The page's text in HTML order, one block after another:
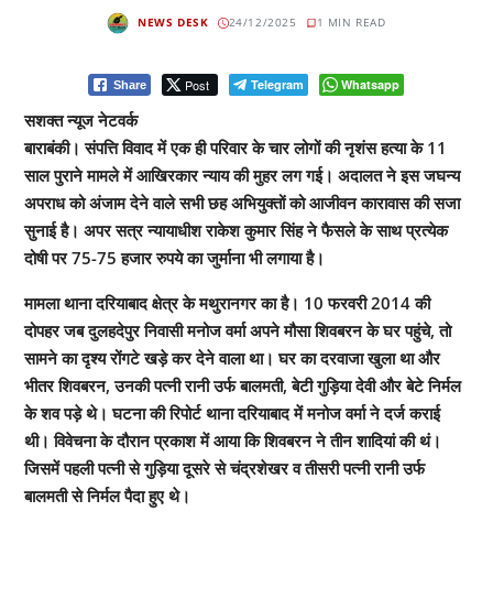
NEWS DESK 24/12/2025 1 MIN READ
Share Post Telegram Whatsapp
सशक्त न्यूज नेटवर्क
बाराबंकी। संपत्ति विवाद में एक ही परिवार के चार लोगों की नृशंस हत्या के 11
साल पुराने मामले में आखिरकार न्याय की मुहर लग गई। अदालत ने इस जघन्य
अपराध को अंजाम देने वाले सभी छह अभियुक्तों को आजीवन कारावास की सजा
सुनाई है। अपर सत्र न्यायाधीश राकेश कुमार सिंह ने फैसले के साथ प्रत्येक
दोषी पर 75-75 हजार रुपये का जुर्माना भी लगाया है।
मामला थाना दरियाबाद क्षेत्र के मथुरानगर का है। 10 फरवरी 2014 की
दोपहर जब दुलहदेपुर निवासी मनोज वर्मा अपने मौसा शिवबरन के घर पहुंचे, तो
सामने का दृश्य रोंगटे खड़े कर देने वाला था। घर का दरवाजा खुला था और
भीतर शिवबरन, उनकी पत्नी रानी उर्फ बालमती, बेटी गुड़िया देवी और बेटे निर्मल
के शव पड़े थे। घटना की रिपोर्ट थाना दरियाबाद में मनोज वर्मा ने दर्ज कराई
थी। विवेचना के दौरान प्रकाश में आया कि शिवबरन ने तीन शादियां की थं।
जिसमें पहली पत्नी से गुड़िया दूसरे से चंद्रशेखर व तीसरी पत्नी रानी उर्फ
बालमती से निर्मल पैदा हुए थे।